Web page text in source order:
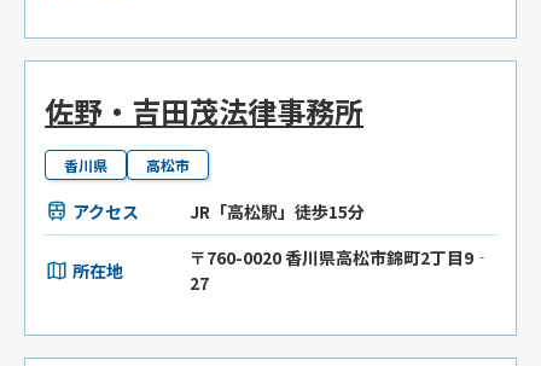
佐野・吉田茂法律事務所
香川県 高松市
アクセス JR「高松駅」徒歩15分
所在地
〒760-0020 香川県高松市錦町2丁目9‐
27